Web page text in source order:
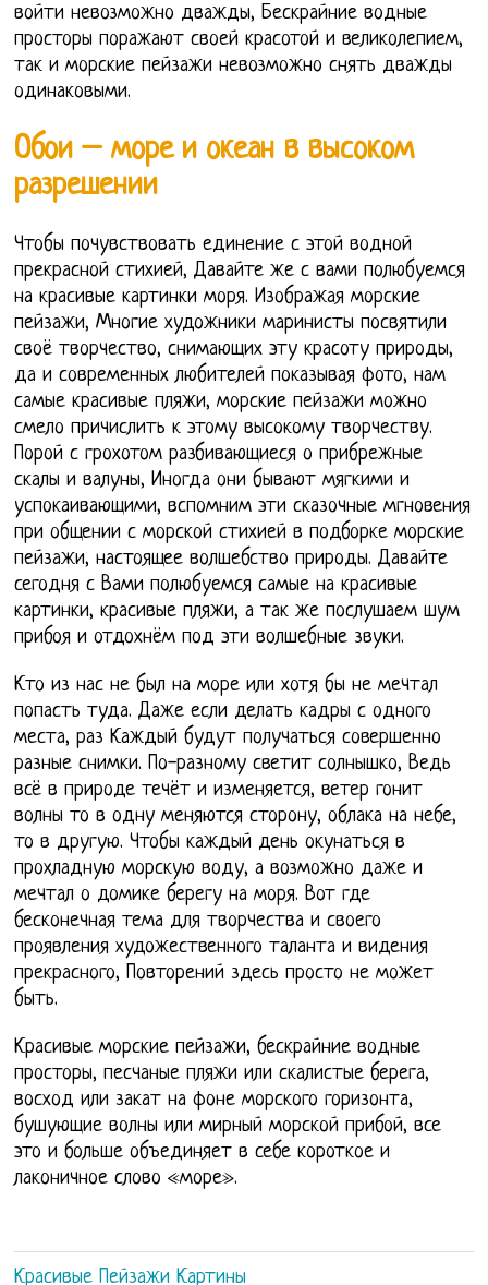
войти невозможно дважды, Бескрайние водные
просторы поражают своей красотой и великолепием,
так и морские пейзажи невозможно снять дважды
одинаковыми.
Обои – море и океан в высоком
разрешении
Чтобы почувствовать единение с этой водной
прекрасной стихией, Давайте же с вами полюбуемся
на красивые картинки моря. Изображая морские
пейзажи, Многие художники маринисты посвятили
своё творчество, снимающих эту красоту природы,
да и современных любителей показывая фото, нам
самые красивые пляжи, морские пейзажи можно
смело причислить к этому высокому творчеству.
Порой с грохотом разбивающиеся о прибрежные
скалы и валуны, Иногда они бывают мягкими и
успокаивающими, вспомним эти сказочные мгновения
при общении с морской стихией в подборке морские
пейзажи, настоящее волшебство природы. Давайте
сегодня с Вами полюбуемся самые на красивые
картинки, красивые пляжи, а так же послушаем шум
прибоя и отдохнём под эти волшебные звуки.
Кто из нас не был на море или хотя бы не мечтал
попасть туда. Даже если делать кадры с одного
места, раз Каждый будут получаться совершенно
разные снимки. По-разному светит солнышко, Ведь
всё в природе течёт и изменяется, ветер гонит
волны то в одну меняются сторону, облака на небе,
то в другую. Чтобы каждый день окунаться в
прохладную морскую воду, а возможно даже и
мечтал о домике берегу на моря. Вот где
бесконечная тема для творчества и своего
проявления художественного таланта и видения
прекрасного, Повторений здесь просто не может
быть.
Красивые морские пейзажи, бескрайние водные
просторы, песчаные пляжи или скалистые берега,
восход или закат на фоне морского горизонта,
бушующие волны или мирный морской прибой, все
это и больше объединяет в себе короткое и
лаконичное слово «море».
Красивые Пейзажи Картины